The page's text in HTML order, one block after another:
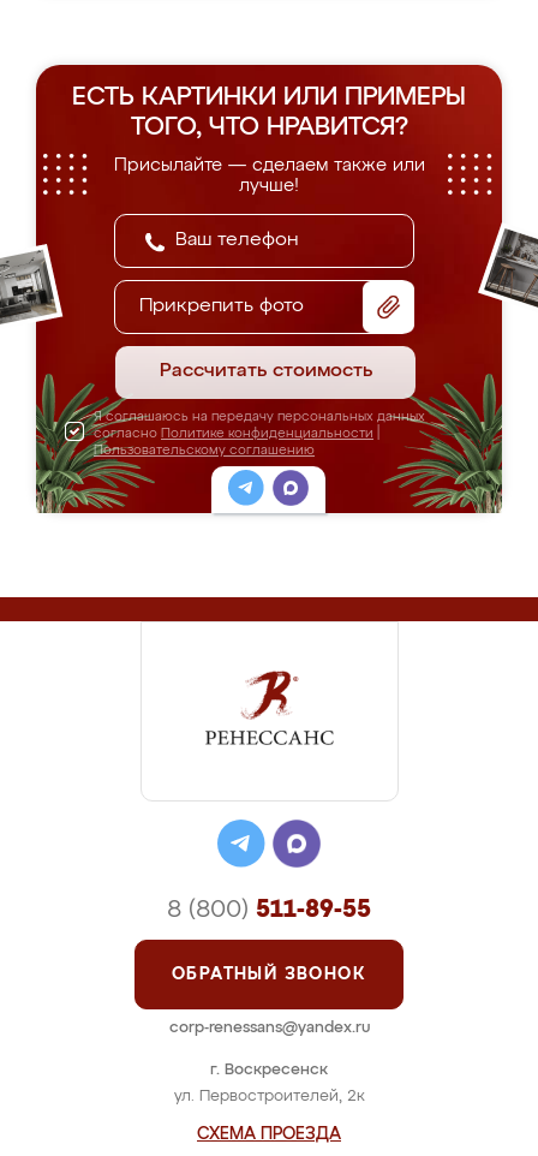
ЕСТЬ КАРТИНКИ ИЛИ ПРИМЕРЫ
ТОГО, ЧТО НРАВИТСЯ?
Присылайте — сделаем также или
лучше!
Прикрепить фото
Рассчитать стоимость
Я соглашаюсь на передачу персональных данных
согласно Политике конфиденциальности
Пользовательскому соглашению
г. Воскресенск
ул. Первостроителей, 2к
СХЕМА ПРОЕЗДА
8 (800) 511-89-55
ОБРАТНЫЙ ЗВОНОК
corp-renessans@yandex.ru